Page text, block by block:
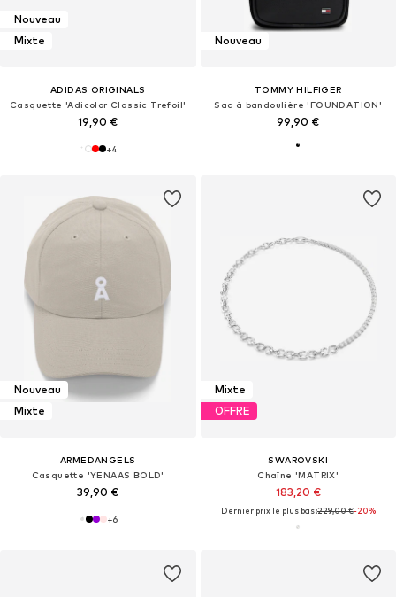
Nouveau
Mixte
ADIDAS ORIGINALS
Casquette 'Adicolor Classic Trefoil'
19,90 €
+4
Nouveau
TOMMY HILFIGER
Sac à bandoulière 'FOUNDATION'
99,90 €
Nouveau
Mixte
ARMEDANGELS
Casquette 'YENAAS BOLD'
39,90 €
+6
Mixte
OFFRE
SWAROVSKI
Chaîne 'MATRIX'
183,20 €
Dernier prix le plus bas :229,00 €-20%